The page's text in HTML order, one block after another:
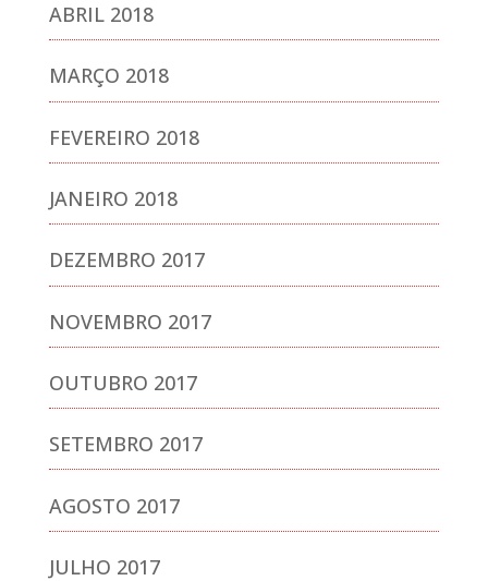
ABRIL 2018
MARÇO 2018
FEVEREIRO 2018
JANEIRO 2018
DEZEMBRO 2017
NOVEMBRO 2017
OUTUBRO 2017
SETEMBRO 2017
AGOSTO 2017
JULHO 2017